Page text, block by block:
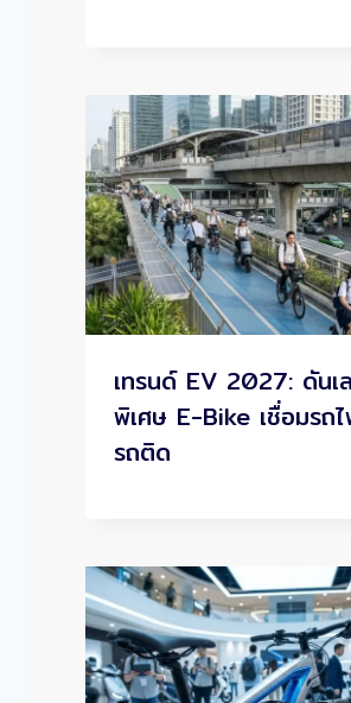
เทรนด์ EV 2027: ดันเ
พิเศษ E-Bike เชื่อมรถ
รถติด